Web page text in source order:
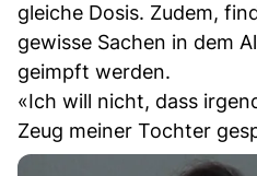
gleiche Dosis. Zudem,
gewisse Sachen in dem
geimpft werden.
«Ich will nicht, dass
Zeug meiner Tochter